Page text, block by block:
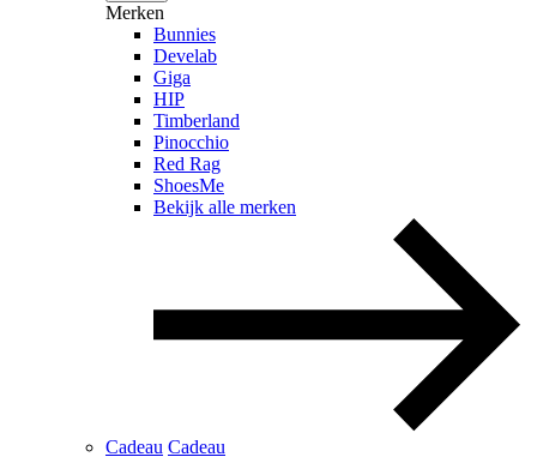
Merken
Bunnies
Develab
Giga
HIP
Timberland
Pinocchio
Red Rag
ShoesMe
Bekijk alle merken
Cadeau Cadeau